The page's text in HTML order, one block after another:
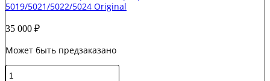
XEROX
7132/7232
5019/5021/5022/5024 Original
35 000 ₽
Может быть предзаказано
Количество